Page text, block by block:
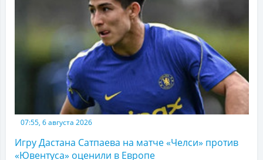
07:55, 6 августа 2026
Игру Дастана Сатпаева на матче «Челси» против
«Ювентуса» оценили в Европе